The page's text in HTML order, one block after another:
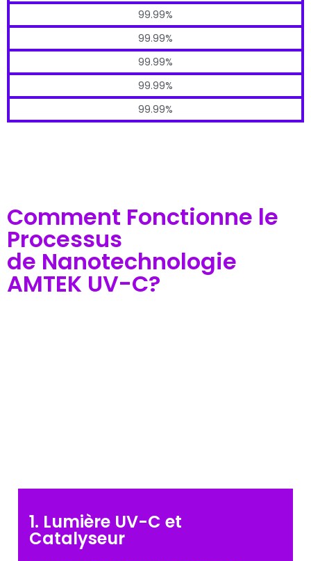
99.99%
99.99%
99.99%
99.99%
99.99%
Comment Fonctionne le
Processus
de Nanotechnologie
AMTEK UV-C?
1. Lumière UV-C et
Catalyseur